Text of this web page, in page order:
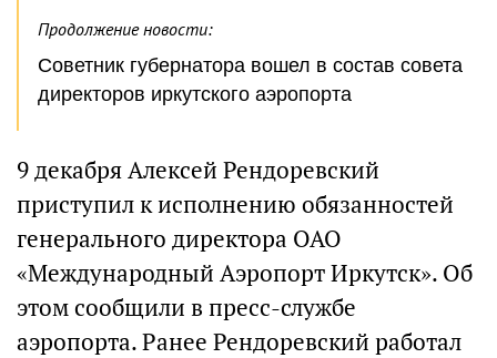
Продолжение новости:
Советник губернатора вошел в состав совета
директоров иркутского аэропорта
9 декабря Алексей Рендоревский
приступил к исполнению обязанностей
генерального директора ОАО
«Международный Аэропорт Иркутск». Об
этом сообщили в пресс-службе
аэропорта. Ранее Рендоревский работал